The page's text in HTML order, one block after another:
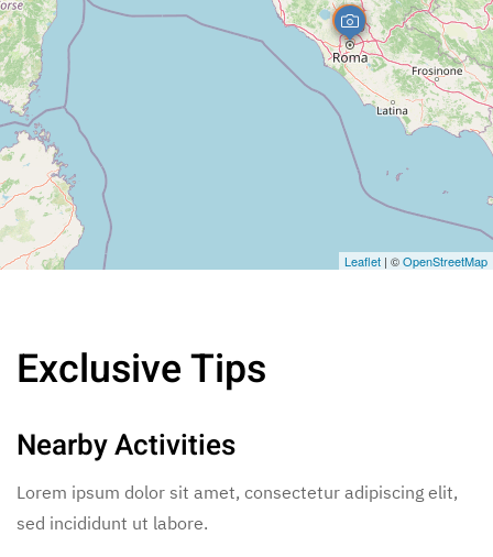
Leaflet | ©OpenStreetMap
Exclusive Tips
Nearby Activities
Lorem ipsum dolor sit amet, consectetur adipiscing elit,
sed incididunt ut labore.